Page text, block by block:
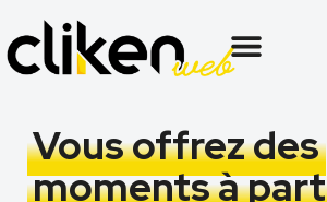
Vous offrez des
moments à